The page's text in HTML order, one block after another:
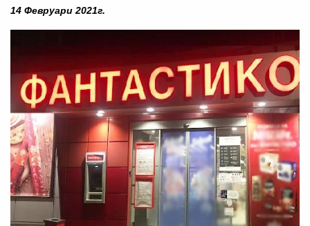
14 Февруари 2021г.